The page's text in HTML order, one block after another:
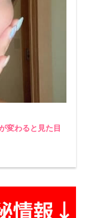
変わると見た目